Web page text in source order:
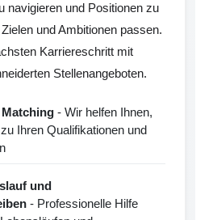
navigieren und Positionen zu
und Ambitionen passen.
Karriereschritt mit
Stellenangeboten.
- Wir helfen Ihnen,
Ihren Qualifikationen und
und
- Professionelle Hilfe